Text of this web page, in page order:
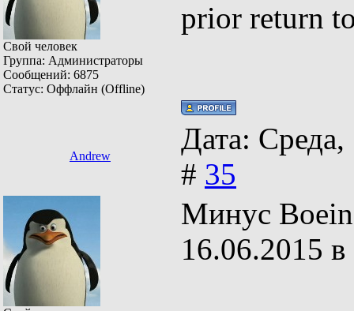
Свой человек
Группа: Администраторы
Сообщений: 6875
Статус: Оффлайн (Offline)
prior return
Andrew
Дата:
# 35
Минус
16.06.2015